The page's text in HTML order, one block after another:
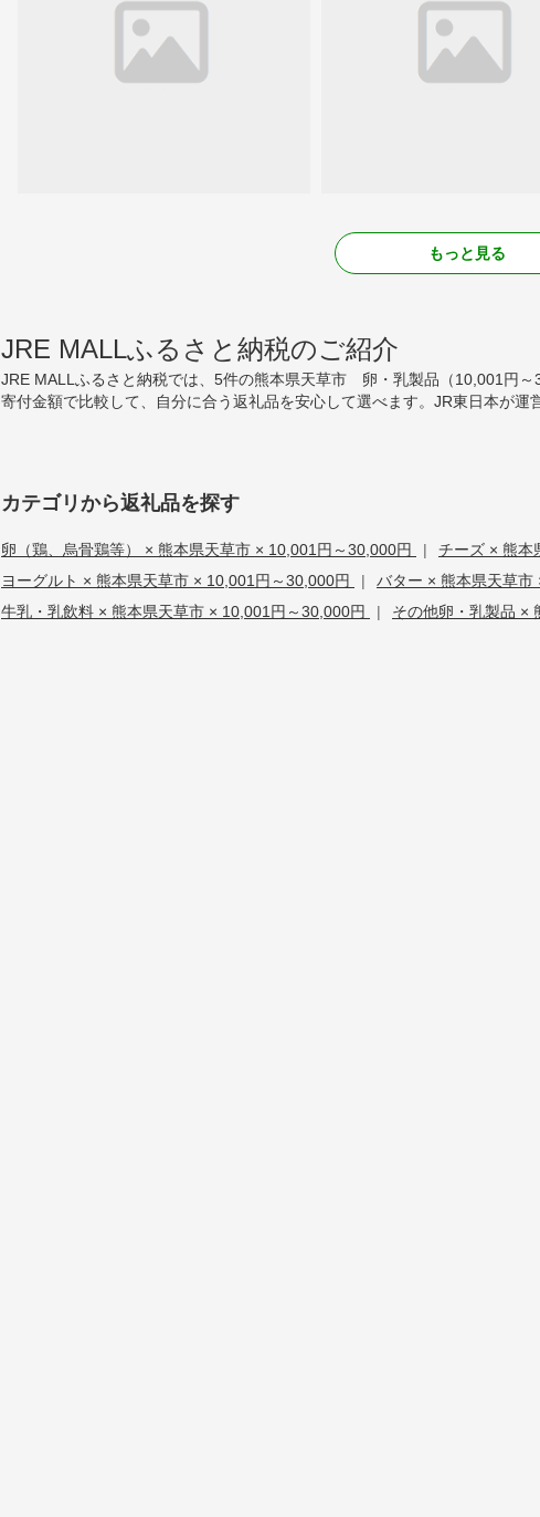
もっと見る
JRE MALLふるさと納税のご紹介
JRE MALLふるさと納税では、5件の熊本県天草市 卵・乳製品（10,001円～
寄付金額で比較して、自分に合う返礼品を安心して選べます。JR東日本が運
カテゴリから返礼品を探す
卵（鶏、烏骨鶏等） × 熊本県天草市 × 10,001円～30,000円 | チーズ × 熊本
ヨーグルト × 熊本県天草市 × 10,001円～30,000円
| バター × 熊本県天草市
牛乳・乳飲料 × 熊本県天草市 × 10,001円～30,000円
| その他卵・乳製品 ×